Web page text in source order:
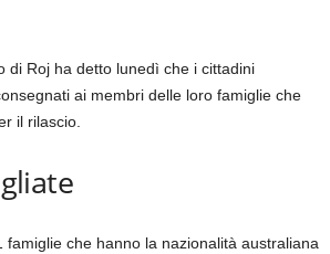
di Roj ha detto lunedì che i cittadini
ai membri delle loro famiglie che
il rilascio.
famiglie che hanno la nazionalità australiana